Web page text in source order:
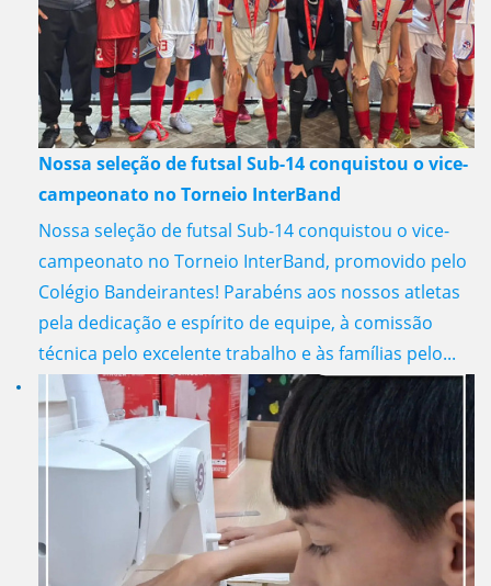
Nossa seleção de futsal Sub-14 conquistou o vice-
campeonato no Torneio InterBand
Nossa seleção de futsal Sub-14 conquistou o vice-
campeonato no Torneio InterBand, promovido pelo
Colégio Bandeirantes! Parabéns aos nossos atletas
pela dedicação e espírito de equipe, à comissão
técnica pelo excelente trabalho e às famílias pelo...